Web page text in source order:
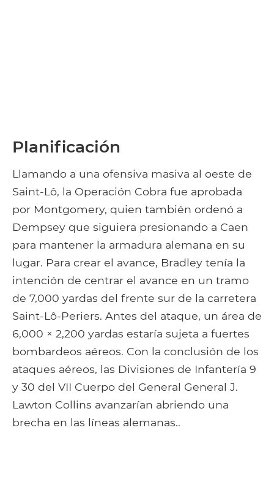
Planificación
Llamando a una ofensiva masiva al oeste de
Saint-Lô, la Operación Cobra fue aprobada
por Montgomery, quien también ordenó a
Dempsey que siguiera presionando a Caen
para mantener la armadura alemana en su
lugar. Para crear el avance, Bradley tenía la
intención de centrar el avance en un tramo
de 7,000 yardas del frente sur de la carretera
Saint-Lô-Periers. Antes del ataque, un área de
6,000 × 2,200 yardas estaría sujeta a fuertes
bombardeos aéreos. Con la conclusión de los
ataques aéreos, las Divisiones de Infantería 9
y 30 del VII Cuerpo del General General J.
Lawton Collins avanzarían abriendo una
brecha en las líneas alemanas..